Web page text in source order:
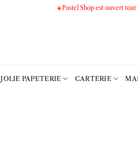
☀️Pastel Shop est ouvert tout
JOLIE PAPETERIE CARTERIE